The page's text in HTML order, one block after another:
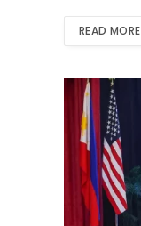
READ MORE